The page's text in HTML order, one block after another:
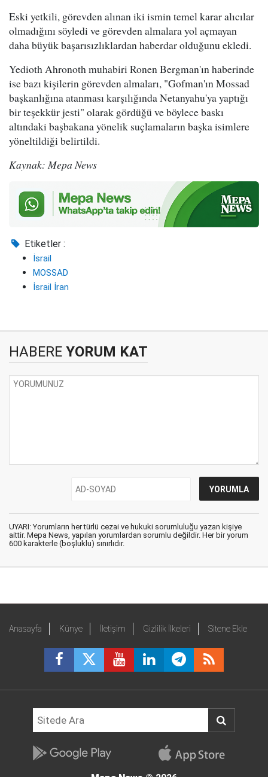
Eski yetkili, görevden alınan iki ismin temel karar alıcılar
olmadığını söyledi ve görevden almalara yol açmayan
daha büyük başarısızlıklardan haberdar olduğunu ekledi.
Yedioth Ahronoth muhabiri Ronen Bergman'ın haberinde
ise bazı kişilerin görevden almaları, "Gofman'ın Mossad
başkanlığına atanması karşılığında Netanyahu'ya yaptığı
bir teşekkür jesti" olarak gördüğü ve böylece baskı
altındaki başbakana yönelik suçlamaların başka isimlere
yöneltildiği belirtildi.
Kaynak: Mepa News
Etiketler :
İsrail
MOSSAD
İsrail İran
HABERE YORUM KAT
UYARI: Yorumların her türlü cezai ve hukuki sorumluluğu yazan kişiye
aittir. Mepa News, yapılan yorumlardan sorumlu değildir. Her bir yorum
600 karakterle (boşluklu) sınırlıdır.
Anasayfa Künye İletişim Gizlilik İlkeleri Sitene Ekle